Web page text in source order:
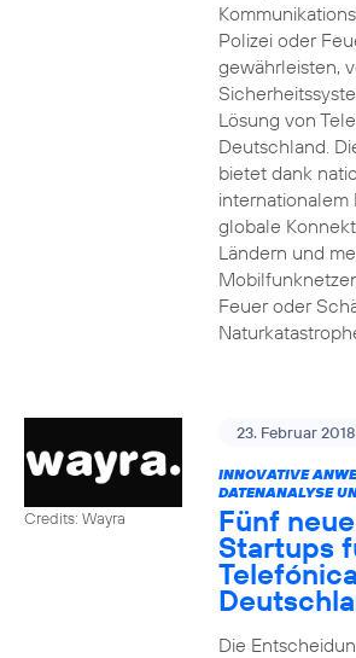
Polizei oder
gewährleisten,
Lösung von
Deutschland.
bietet dank
internationalem
globale
Ländern und
Feuer oder
Credits: Wayra
23. Februar 2018
INNOVATIVE
DATENANALYSE
Fünf
Startups
Telefónica
Die